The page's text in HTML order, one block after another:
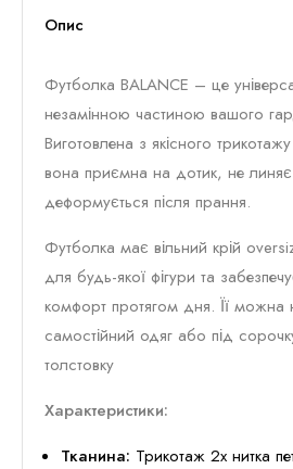
Опис
Футболка BALANCE – це
незамінною частиною вашого
Виготовлена з якісного
вона приємна на дотик, не
деформується після прання.
Футболка має вільний крій
для будь-якої фігури та
комфорт протягом дня. Її можна
самостійний одяг або під
толстовку
Характеристики:
Тканина: Трикотаж 2х нитка